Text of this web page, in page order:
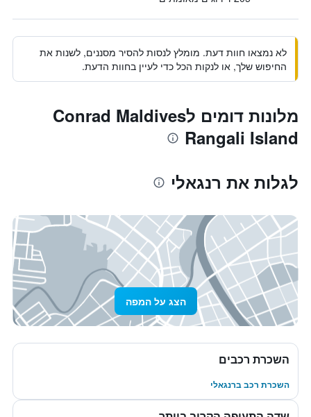
לא נמצאו חוות דעת. מומלץ לנסות להסיר מסננים, לשנות את
החיפוש שלך, או לנקות הכל כדי לעיין בחוות הדעת.
מלונות דומים לConrad Maldives
Rangali Island
לגלות את רנגאלי
הצג על המפה
השכרת רכבים
השכרת רכב ברנגאלי